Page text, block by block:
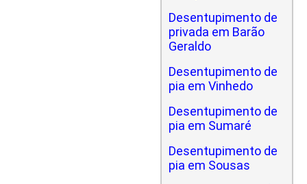
Desentupimento de
privada em Barão
Geraldo
Desentupimento de
pia em Vinhedo
Desentupimento de
pia em Sumaré
Desentupimento de
pia em Sousas